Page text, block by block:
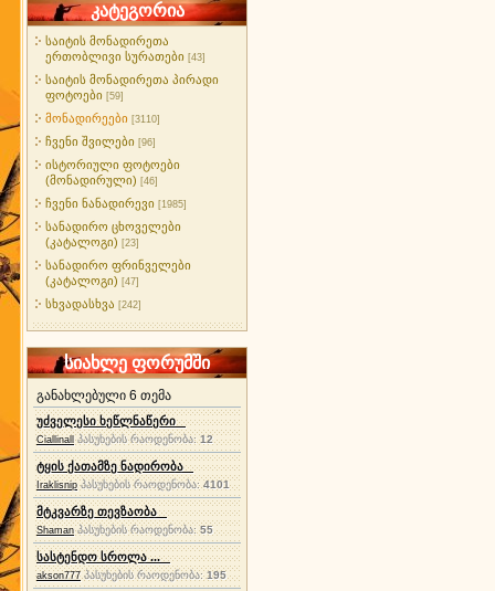
კატეგორია
საიტის მონადირეთა
ერთობლივი სურათები [43]
საიტის მონადირეთა პირადი
ფოტოები [59]
მონადირეები [3110]
ჩვენი შვილები [96]
ისტორიული ფოტოები
(მონადირული) [46]
ჩვენი ნანადირევი [1985]
სანადირო ცხოველები
(კატალოგი) [23]
სანადირო ფრინველები
(კატალოგი) [47]
სხვადასხვა [242]
სიახლე ფორუმში
განახლებული 6 თემა
უძველესი ხეწლნაწერი
Ciallinall პასუხების რაოდენობა:12
ტყის ქათამზე ნადირობა
Iraklisnip პასუხების რაოდენობა: 4101
მტკვარზე თევზაობა
Shaman პასუხების რაოდენობა:55
სასტენდო სროლა ...
akson777 პასუხების რაოდენობა:195